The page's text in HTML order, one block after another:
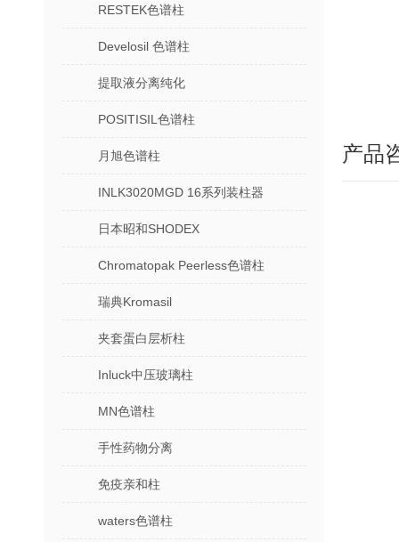
RESTEK色谱柱
Develosil 色谱柱
提取液分离纯化
POSITISIL色谱柱
月旭色谱柱
INLK3020MGD 16系列装柱器
日本昭和SHODEX
Chromatopak Peerless色谱柱
瑞典Kromasil
夹套蛋白层析柱
Inluck中压玻璃柱
MN色谱柱
手性药物分离
免疫亲和柱
waters色谱柱
产品